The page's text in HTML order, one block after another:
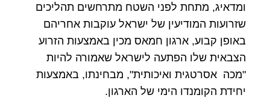
ומדאיג, מתחת לפני השטח מתרחשים תהליכים
שזרועות המודיעין של ישראל עוקבות אחריהם
באופן קבוע, ארגון חמאס מכין באמצעות הזרוע
הצבאית שלו הפתעה לישראל שאמורה להיות
"מכה אסרטגית ואיכותית", מבחינתו, באמצעות
יחידת הקומנדו הימי של הארגון.